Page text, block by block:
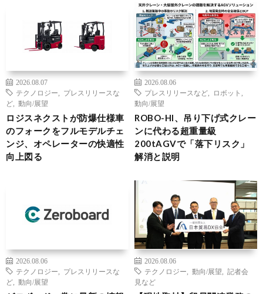
2026.08.07
テクノロジー
プレスリリースな
ど
動向/展望
ロジスネクストが防爆仕様車
のフォークをフルモデルチェ
ンジ、オペレーターの快適性
向上図る
2026.08.06
プレスリリースなど
ロボット
動向/展望
ROBO-HI、吊り下げ式クレー
ンに代わる超重量級
200tAGVで「落下リスク」
解消と説明
2026.08.06
テクノロジー
プレスリリースな
ど
動向/展望
2026.08.06
テクノロジー
動向/展望
記者会
見など